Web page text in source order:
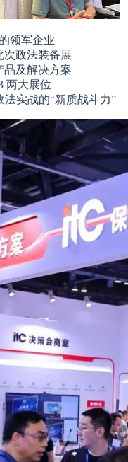
领军企业
次政法装备展
品及解决方案
两大展位
实战的“新质战斗力”